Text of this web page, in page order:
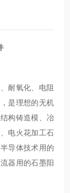
耐氧化、电阻
是理想的无机
构铸造模、冶
电火花加工石
导体技术用的
器用的石墨阳